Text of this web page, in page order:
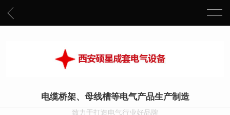
电缆桥架、母线槽等电气产品生产制造
致力于打造电气行业好品牌